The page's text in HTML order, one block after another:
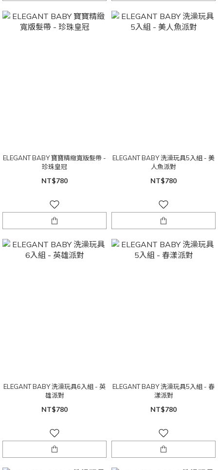
ELEGANT BABY 寶寶精緻寬版髮帶 -
珍珠皇冠
NT$780
ELEGANT BABY 洗澡玩具5入組 - 美
人魚派對
NT$780
ELEGANT BABY 洗澡玩具6入組 - 英
雄派對
NT$780
ELEGANT BABY 洗澡玩具5入組 - 春
漾派對
NT$780